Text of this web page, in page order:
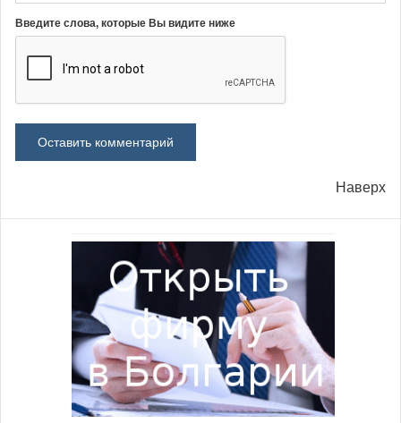
Введите слова, которые Вы видите ниже
Наверх